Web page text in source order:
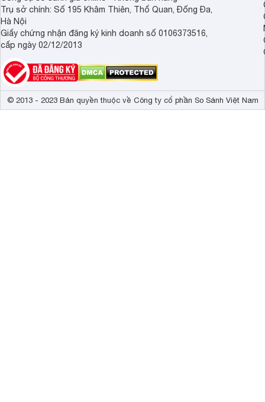
Trụ sở chính: Số 195 Khâm Thiên, Thổ Quan, Đống Đa,
Hà Nội
Giấy chứng nhận đăng ký kinh doanh số 0106373516,
cấp ngày 02/12/2013
© 2013 - 2023 Bản quyền thuộc về Công ty cổ phần So Sánh Việt Nam